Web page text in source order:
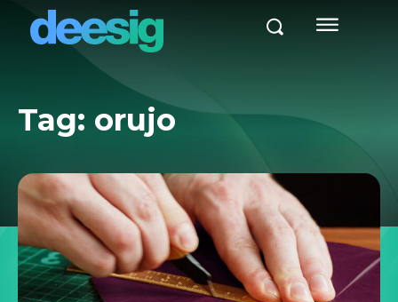
Tag: orujo